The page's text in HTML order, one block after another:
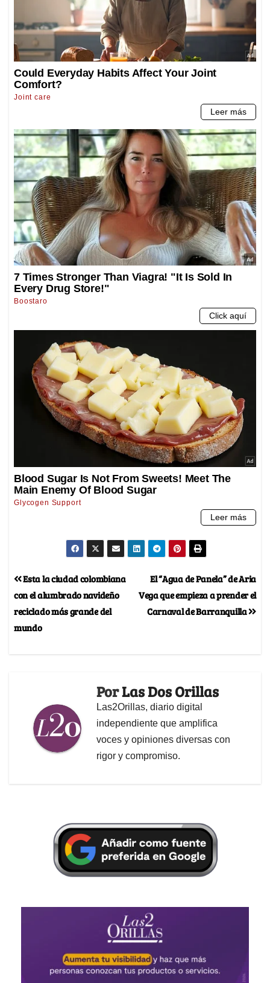
El “Agua de Panela” de Aria
Vega que empieza a prender el
Carnaval de Barranquilla
Esta la ciudad colombiana
con el alumbrado navideño
reciclado más grande del
mundo
PorLas Dos Orillas
Las2Orillas, diario digital
independiente que amplifica
voces y opiniones diversas con
rigor y compromiso.